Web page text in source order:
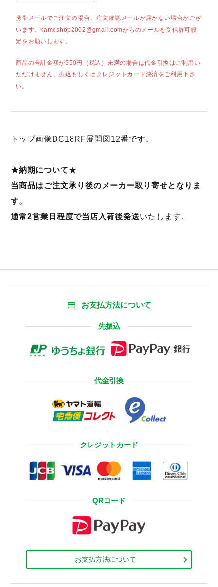
携帯メールでご注文の場合、注文確認メールが届かない場合がござ
います。kameshop2002@gmail.comからのメールを受信許可設
定をお願いします。
商品の合計金額が550円（税込）未満の場合は代金引換はご利用い
ただけません。振込もしくはクレジットカード決済をご利用下さ
い。
トップ画像DC18RF展開図12番です。
★納期について★
当商品はご注文承り後のメーカー取り寄せとなりま
す。
通常2営業日程度で当店入荷後発送いたします。
お支払方法について
先振込
代金引換
クレジットカード
QRコード
お支払方法について